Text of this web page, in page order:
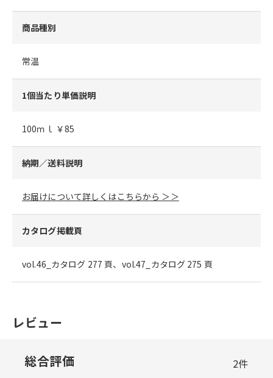
商品種別
常温
1個当たり単価説明
100ｍｌ ￥85
納期／送料説明
お届けについて詳しくはこちらから ＞＞
カタログ掲載頁
vol.46_カタログ 277 頁、vol.47_カタログ 275 頁
レビュー
総合評価 2件